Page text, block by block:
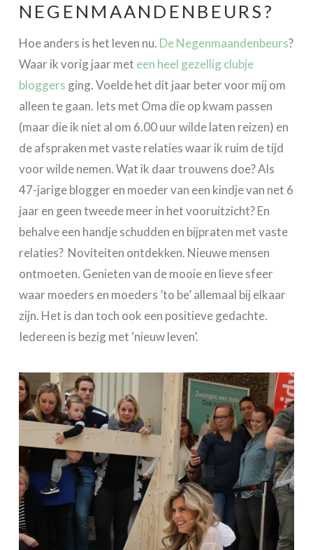
NEGENMAANDENBEURS?
Hoe anders is het leven nu. De Negenmaandenbeurs?
Waar ik vorig jaar met een heel gezellig clubje
bloggers ging. Voelde het dit jaar beter voor mij om
alleen te gaan. Iets met Oma die op kwam passen
(maar die ik niet al om 6.00 uur wilde laten reizen) en
de afspraken met vaste relaties waar ik ruim de tijd
voor wilde nemen. Wat ik daar trouwens doe? Als
47-jarige blogger en moeder van een kindje van net 6
jaar en geen tweede meer in het vooruitzicht? En
behalve een handje schudden en bijpraten met vaste
relaties? Noviteiten ontdekken. Nieuwe mensen
ontmoeten. Genieten van de mooie en lieve sfeer
waar moeders en moeders ’to be’ allemaal bij elkaar
zijn. Het is dan toch ook een positieve gedachte.
Iedereen is bezig met ‘nieuw leven’.